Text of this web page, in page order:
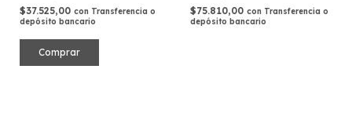
$37.525,00 con Transferencia o
depósito bancario
$75.810,00 con Transferencia o
depósito bancario